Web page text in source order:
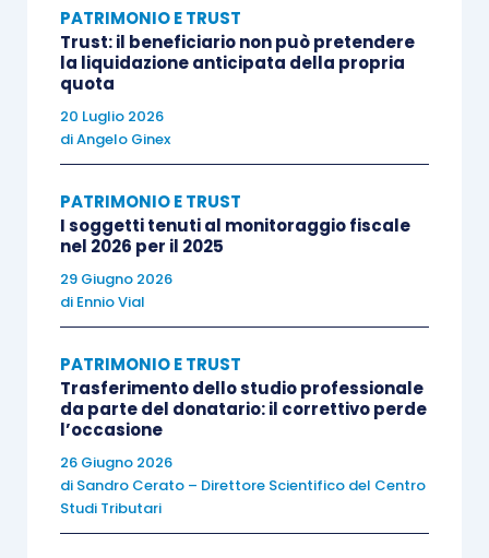
Italia i casi in cui ilpassaggiodi un’azienda
dall’imprenditore agli eredi genera crisi, con gravi
danni per l’impresa, i dipendenti e le comunità.
Al momento,il 50,3% degli imprenditori non ha
ancora pensato alla trasmissione agli eredi del
proprio patrimonio personale e aziendale.
Di questi, il
non è interessato a cosa accadrà dopo di lui.
Con specifico riferimento alpatrimonio
aziendale, l’88,3% degli imprenditori non ne ha
cominciato il trasferimento agli eredi.
Le principali difficoltà che pensano di incontrare
PATRIMONIO E TRUST
Trust: il beneficiario non può pretendere
la liquidazione anticipata della propria
quota
20 Luglio 2026
diAngelo Ginex
PATRIMONIO E TRUST
I soggetti tenuti al monitoraggio fiscale
nel 2026 per il 2025
29 Giugno 2026
di Ennio Vial
PATRIMONIO E TRUST
Trasferimento dello studio professionale
da parte del donatario: il correttivo perde
l’occasione
26 Giugno 2026
di Sandro Cerato – Direttore Scientifico del Centro
Studi Tributari